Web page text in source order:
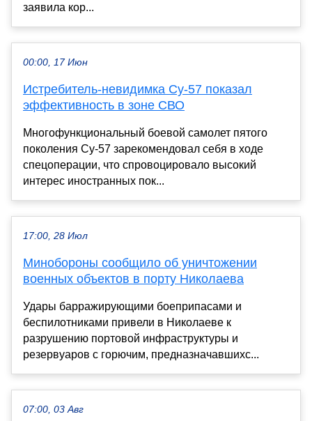
заявила кор...
00:00, 17 Июн
Истребитель-невидимка Су-57 показал
эффективность в зоне СВО
Многофункциональный боевой самолет пятого
поколения Cу-57 зарекомендовал себя в ходе
спецоперации, что спровоцировало высокий
интерес иностранных пок...
17:00, 28 Июл
Минобороны сообщило об уничтожении
военных объектов в порту Николаева
Удары барражирующими боеприпасами и
беспилотниками привели в Николаеве к
разрушению портовой инфраструктуры и
резервуаров с горючим, предназначавшихс...
07:00, 03 Авг